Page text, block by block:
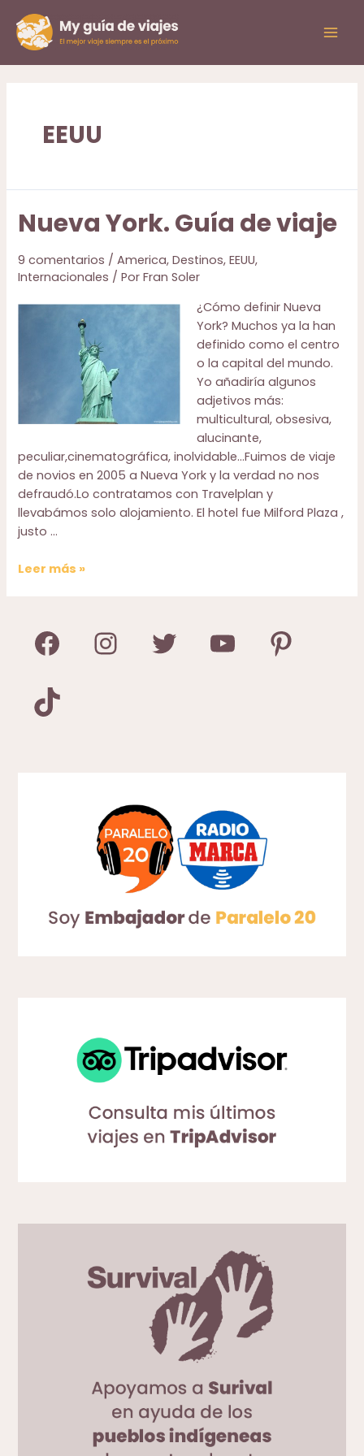
contenido
EEUU
Nueva York. Guía de viaje
9 comentarios /America,Destinos,EEUU,
Internacionales / PorFran Soler
¿Cómo definir Nueva
York? Muchos ya la han
definido como el centro
o la capital del mundo.
Yo añadiría algunos
adjetivos más:
multicultural, obsesiva,
alucinante,
peculiar,cinematográfica, inolvidable…Fuimos de viaje
de novios en 2005 a Nueva York y la verdad no nos
defraudó.Lo contratamos con Travelplan y
llevabámos solo alojamiento. El hotel fue Milford Plaza ,
justo …
Nueva
viaje
Leer más »
Facebook Instagram Twitter YouTube
Pinterest
TikTok